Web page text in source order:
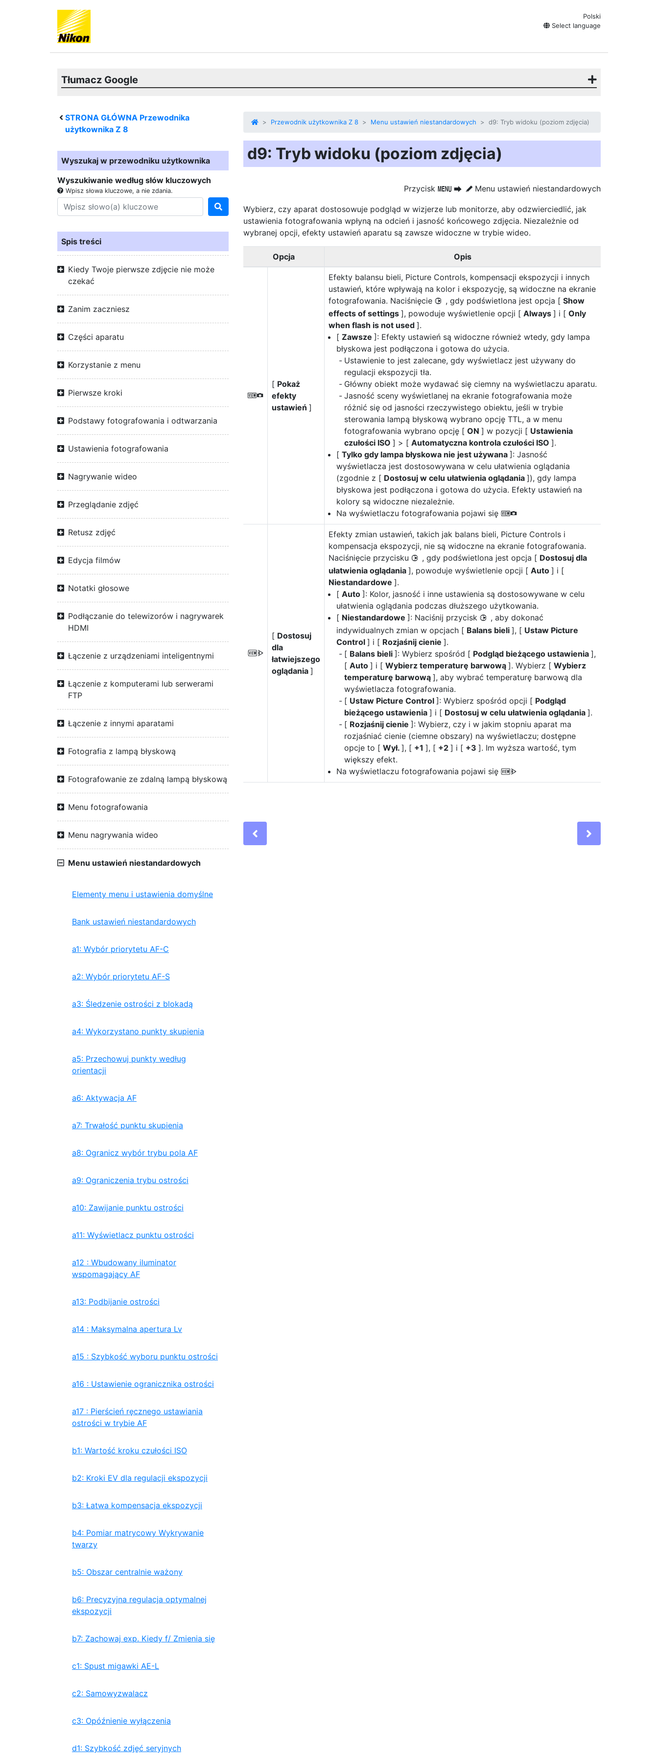
Polski
Select language
Tłumacz Google
STRONA GŁÓWNA Przewodnika
użytkownika Z 8
Wyszukaj w przewodniku użytkownika
Wyszukiwanie według słów kluczowych
Wpisz słowa kluczowe, a nie zdania.
Spis treści
Kiedy Twoje pierwsze zdjęcie nie może
czekać
Zanim zaczniesz
Części aparatu
Korzystanie z menu
Pierwsze kroki
Podstawy fotografowania i odtwarzania
Ustawienia fotografowania
Nagrywanie wideo
Przeglądanie zdjęć
Retusz zdjęć
Edycja filmów
Notatki głosowe
Podłączanie do telewizorów i nagrywarek
HDMI
Łączenie z urządzeniami inteligentnymi
Łączenie z komputerami lub serwerami
FTP
Łączenie z innymi aparatami
Fotografia z lampą błyskową
Fotografowanie ze zdalną lampą błyskową
Menu fotografowania
Menu nagrywania wideo
Menu ustawień niestandardowych
Elementy menu i ustawienia domyślne
Bank ustawień niestandardowych
a1: Wybór priorytetu AF-C
a2: Wybór priorytetu AF-S
a3: Śledzenie ostrości z blokadą
a4: Wykorzystano punkty skupienia
a5: Przechowuj punkty według
orientacji
a6: Aktywacja AF
a7: Trwałość punktu skupienia
a8: Ogranicz wybór trybu pola AF
a9: Ograniczenia trybu ostrości
a10: Zawijanie punktu ostrości
a11: Wyświetlacz punktu ostrości
a12 : Wbudowany iluminator
wspomagający AF
a13: Podbijanie ostrości
a14 : Maksymalna apertura Lv
a15 : Szybkość wyboru punktu ostrości
a16 : Ustawienie ogranicznika ostrości
a17 : Pierścień ręcznego ustawiania
ostrości w trybie AF
b1: Wartość kroku czułości ISO
b2: Kroki EV dla regulacji ekspozycji
b3: Łatwa kompensacja ekspozycji
b4: Pomiar matrycowy Wykrywanie
twarzy
b5: Obszar centralnie ważony
b6: Precyzyjna regulacja optymalnej
ekspozycji
b7: Zachowaj exp. Kiedy f/ Zmienia się
c1: Spust migawki AE-L
c2: Samowyzwalacz
c3: Opóźnienie wyłączenia
d1: Szybkość zdjęć seryjnych
Przewodnik użytkownika Z 8 Menu ustawień niestandardowych d9: Tryb widoku (poziom zdjęcia)
d9: Tryb widoku (poziom zdjęcia)
Przycisk G U A Menu ustawień niestandardowych
Wybierz, czy aparat dostosowuje podgląd w wizjerze lub monitorze, aby odzwierciedlić, jak
ustawienia fotografowania wpłyną na odcień i jasność końcowego zdjęcia. Niezależnie od
wybranej opcji, efekty ustawień aparatu są zawsze widoczne w trybie wideo.
Opcja Opis
V
[ Pokaż
efekty
ustawień ]
Efekty balansu bieli, Picture Controls, kompensacji ekspozycji i innych
ustawień, które wpływają na kolor i ekspozycję, są widoczne na ekranie
fotografowania. Naciśnięcie 2 , gdy podświetlona jest opcja [ Show
effects of settings ], powoduje wyświetlenie opcji [ Always ] i [ Only
when flash is not used ].
[ Zawsze ]: Efekty ustawień są widoczne również wtedy, gdy lampa
błyskowa jest podłączona i gotowa do użycia.
Ustawienie to jest zalecane, gdy wyświetlacz jest używany do
regulacji ekspozycji tła.
Główny obiekt może wydawać się ciemny na wyświetlaczu aparatu.
Jasność sceny wyświetlanej na ekranie fotografowania może
różnić się od jasności rzeczywistego obiektu, jeśli w trybie
sterowania lampą błyskową wybrano opcję TTL, a w menu
fotografowania wybrano opcję [ ON ] w pozycji [ Ustawienia
czułości ISO ] > [ Automatyczna kontrola czułości ISO ].
[ Tylko gdy lampa błyskowa nie jest używana ]: Jasność
wyświetlacza jest dostosowywana w celu ułatwienia oglądania
(zgodnie z [ Dostosuj w celu ułatwienia oglądania ]), gdy lampa
błyskowa jest podłączona i gotowa do użycia. Efekty ustawień na
kolory są widoczne niezależnie.
Na wyświetlaczu fotografowania pojawi się V
W
[ Dostosuj
dla
łatwiejszego
oglądania ]
Efekty zmian ustawień, takich jak balans bieli, Picture Controls i
kompensacja ekspozycji, nie są widoczne na ekranie fotografowania.
Naciśnięcie przycisku 2 , gdy podświetlona jest opcja [ Dostosuj dla
ułatwienia oglądania ], powoduje wyświetlenie opcji [ Auto ] i [
Niestandardowe ].
[ Auto ]: Kolor, jasność i inne ustawienia są dostosowywane w celu
ułatwienia oglądania podczas dłuższego użytkowania.
[ Niestandardowe ]: Naciśnij przycisk 2 , aby dokonać
indywidualnych zmian w opcjach [ Balans bieli ], [ Ustaw Picture
Control ] i [ Rozjaśnij cienie ].
[ Balans bieli ]: Wybierz spośród [ Podgląd bieżącego ustawienia ],
[ Auto ] i [ Wybierz temperaturę barwową ]. Wybierz [ Wybierz
temperaturę barwową ], aby wybrać temperaturę barwową dla
wyświetlacza fotografowania.
[ Ustaw Picture Control ]: Wybierz spośród opcji [ Podgląd
bieżącego ustawienia ] i [ Dostosuj w celu ułatwienia oglądania ].
[ Rozjaśnij cienie ]: Wybierz, czy i w jakim stopniu aparat ma
rozjaśniać cienie (ciemne obszary) na wyświetlaczu; dostępne
opcje to [ Wył. ], [ +1 ], [ +2 ] i [ +3 ]. Im wyższa wartość, tym
większy efekt.
Na wyświetlaczu fotografowania pojawi się W